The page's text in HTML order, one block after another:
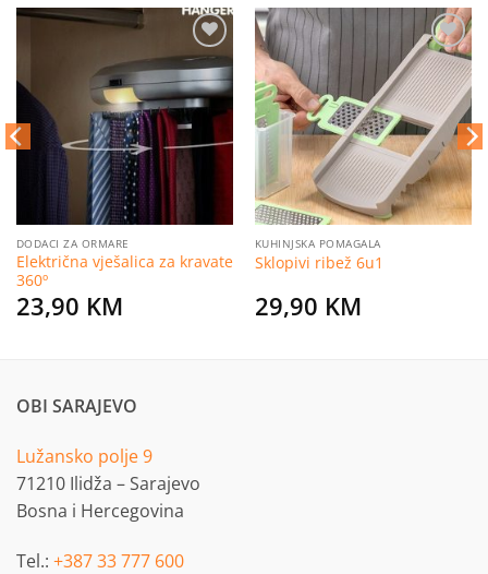
Dodaj
na
listu
želja
DODACI ZA ORMARE
Električna vješalica za kravate
360º
23,90 KM
Dodaj
na
listu
želja
KUHINJSKA POMAGALA
Sklopivi ribež 6u1
29,90 KM
OBI SARAJEVO
Lužansko polje 9
71210 Ilidža – Sarajevo
Bosna i Hercegovina
Tel.: +387 33 777 600